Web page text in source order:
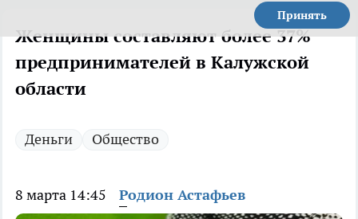
Принять
Женщины составляют более 37%
предпринимателей в Калужской
области
Деньги Общество
8 марта 14:45 Родион Астафьев